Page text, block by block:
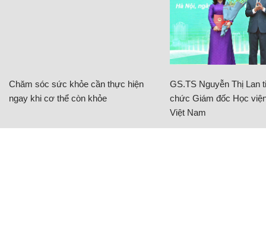
Chăm sóc sức khỏe cần thực hiện
ngay khi cơ thể còn khỏe
GS.TS Nguyễn Thị Lan
chức Giám đốc Học
Việt Nam